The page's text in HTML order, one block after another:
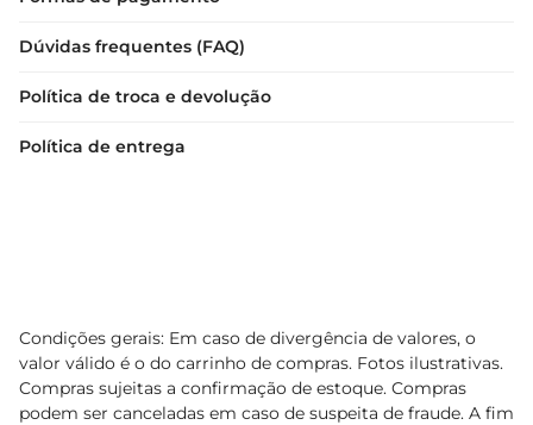
Dúvidas frequentes (FAQ)
Política de troca e devolução
Política de entrega
Condições gerais: Em caso de divergência de valores, o
valor válido é o do carrinho de compras. Fotos ilustrativas.
Compras sujeitas a confirmação de estoque. Compras
podem ser canceladas em caso de suspeita de fraude. A fim